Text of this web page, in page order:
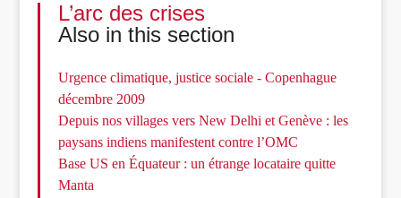
L’arc des crises
Also in this section
Urgence climatique, justice sociale - Copenhague
décembre 2009
Depuis nos villages vers New Delhi et Genève : les
paysans indiens manifestent contre l’OMC
Base US en Équateur : un étrange locataire quitte
Manta